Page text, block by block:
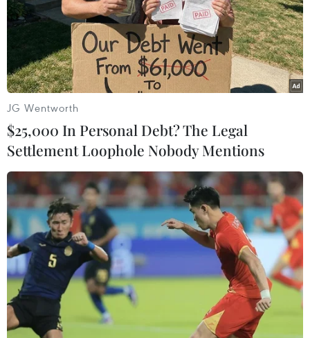
KOICA hỗ trợ Hội Liên hiệp Phụ nữ Việt
Nam phòng dịch COVID-19
24/04/2020 05:36
Cơ quan Hợp tác quốc tế Hàn Quốc (KOICA) tại Việt
Nam đã trao tặng Hội Liên hiệp Phụ nữ Việt Nam gói hỗ
trợ trị giá 10.530 USD nhằm hỗ trợ những cá nhân khó
khăn trong dịch COVID-19.
JG Wentworth
$25,000 In Personal Debt? The Legal
Settlement Loophole Nobody Mentions